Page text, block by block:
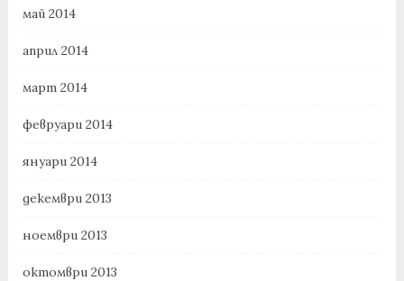
май 2014
април 2014
март 2014
февруари 2014
януари 2014
декември 2013
ноември 2013
октомври 2013